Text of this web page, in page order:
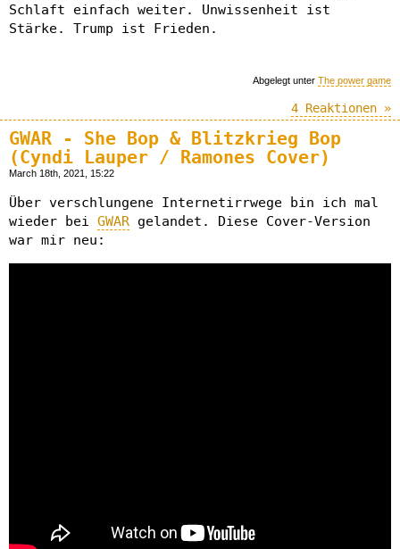
Schlaft einfach weiter. Unwissenheit ist
Stärke. Trump ist Frieden.
Abgelegt unter The power game
4 Reaktionen »
GWAR - She Bop & Blitzkrieg Bop
(Cyndi Lauper / Ramones Cover)
March 18th, 2021, 15:22
Über verschlungene Internetirrwege bin ich mal
wieder bei GWAR gelandet. Diese Cover-Version
war mir neu: